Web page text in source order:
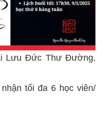
Lưu Đức Thư Đường,
tối đa 6 học viên/